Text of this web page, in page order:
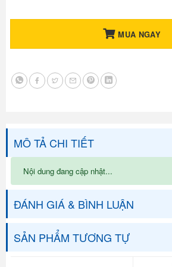
MUA NGAY
MÔ TẢ CHI TIẾT
Nội dung đang cập nhật...
ĐÁNH GIÁ & BÌNH LUẬN
SẢN PHẨM TƯƠNG TỰ